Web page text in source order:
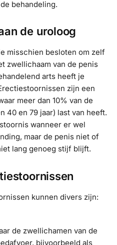
behandeling.
de uroloog
misschien besloten om zelf
zwellichaam van de penis
arts heeft je
zijn een
meer dan 10% van de
40 en 79 jaar) last van heeft.
wanneer er wel
maar de penis niet of
lang genoeg stijf blijft.
kunnen divers zijn:
de zwellichamen van de
bijvoorbeeld als